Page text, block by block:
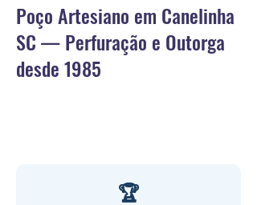
Poço Artesiano em Canelinha
SC — Perfuração e Outorga
desde 1985
🏆